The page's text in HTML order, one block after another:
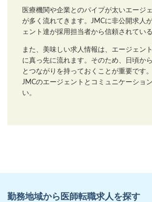
医療機関や企業とのパイプが太いエージ
が多く流れてきます。JMCに非公開求人
ェント達が採用担当者から信頼されてい
また、美味しい求人情報は、エージェン
に真っ先に流れます。そのため、日頃か
とつながりを持っておくことが重要です
JMCのエージェントとコミュニケーショ
い。
勤務地域から医師転職求人を探す